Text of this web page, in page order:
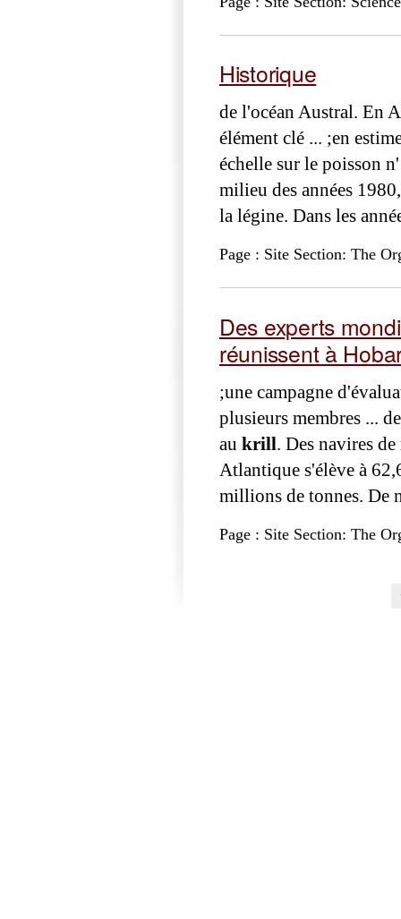
Historique
de l'océan Austral. En
élément clé ... ;en
échelle sur le poisson
milieu des années
la légine. Dans les
Page : Site Section: The
Des experts
réunissent à
;une campagne
plusieurs membres ...
au krill. Des navires
Atlantique s'élève à
millions de tonnes. De
Page : Site Section: The